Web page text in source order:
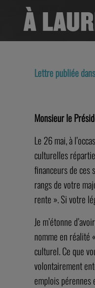
À
Lettre publiée dans
Monsieur le
Le 26 mai, à
culturelles
financeurs de ces
rangs de votre
rente ». Si votre
Je m’étonne
nomme en réalité
culturel. Ce que
volontairement
emplois